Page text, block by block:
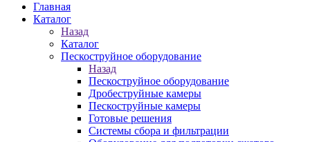
Главная
Каталог
Назад
Каталог
Пескоструйное оборудование
Назад
Пескоструйное оборудование
Дробеструйные камеры
Пескоструйные камеры
Готовые решения
Системы сбора и фильтрации